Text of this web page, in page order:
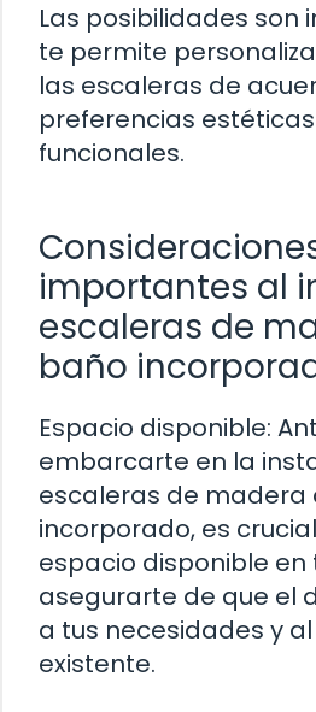
Las posibilidades son
te permite
las escaleras de
preferencias
funcionales.
importantes al
escaleras de
baño
Espacio disponible:
embarcarte en la
escaleras de madera
incorporado, es
espacio disponible en
asegurarte de que el
a tus necesidades y
existente.